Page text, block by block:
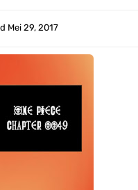
Gubernur Provinsi Sulawesi
Sunda Dengan Rasa Yang
Mei 29, 2017